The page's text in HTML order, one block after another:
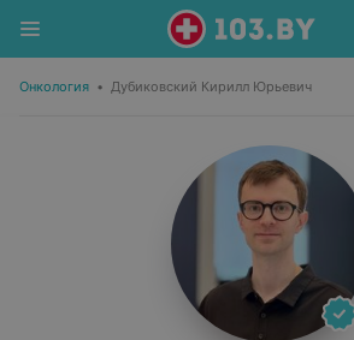
Онкология • Дубиковский Кирилл Юрьевич